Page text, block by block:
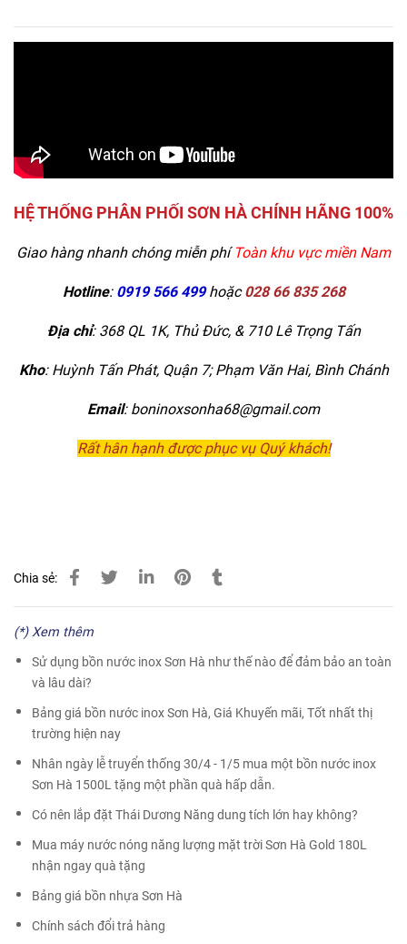
HỆ THỐNG PHÂN PHỐI SƠN HÀ CHÍNH HÃNG 100%
Giao hàng nhanh chóng miễn phí Toàn khu vực miền Nam
Hotline: 0919 566 499hoặc028 66 835 268
Địa chỉ: 368 QL 1K, Thủ Đức, & 710 Lê Trọng Tấn
Kho: Huỳnh Tấn Phát, Quận 7; Phạm Văn Hai, Bình Chánh
Email: boninoxsonha68@gmail.com
Rất hân hạnh được phục vụ Quý khách!
Chia sẻ:
(*) Xem thêm
Sử dụng bồn nước inox Sơn Hà như thế nào để đảm bảo an toàn
và lâu dài?
Bảng giá bồn nước inox Sơn Hà, Giá Khuyến mãi, Tốt nhất thị
trường hiện nay
Nhân ngày lễ truyển thống 30/4 - 1/5 mua một bồn nước inox
Sơn Hà 1500L tặng một phần quà hấp dẫn.
Có nên lắp đặt Thái Dương Năng dung tích lớn hay không?
Mua máy nước nóng năng lượng mặt trời Sơn Hà Gold 180L
nhận ngay quà tặng
Bảng giá bồn nhựa Sơn Hà
Chính sách đổi trả hàng